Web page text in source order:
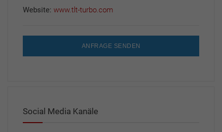
Website: www.tlt-turbo.com
ANFRAGE SENDEN
Social Media Kanäle